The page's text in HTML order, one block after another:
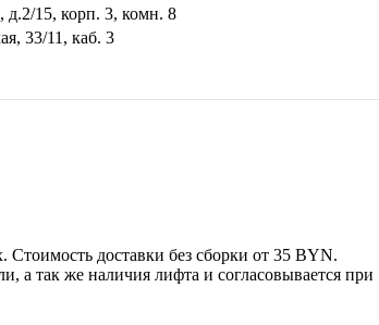
15, корп. 3, комн. 8
33/11, каб. 3
Стоимость доставки без сборки от 35 BYN.
а так же наличия лифта и согласовывается при